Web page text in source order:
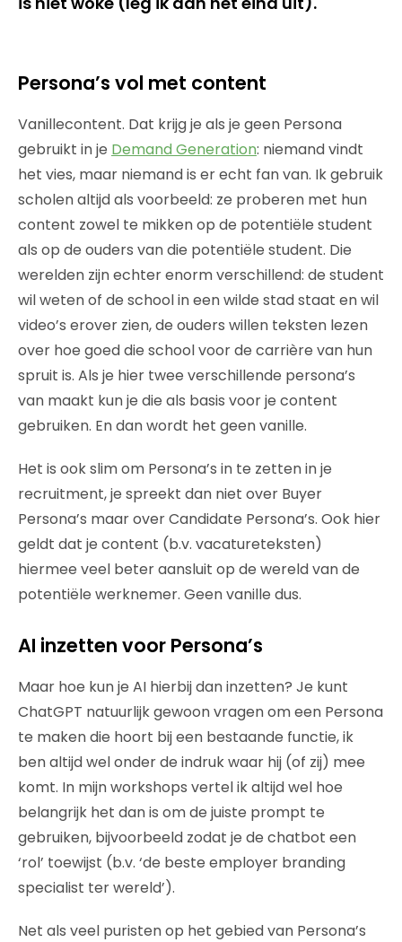
Persona’s vol met content
Vanillecontent. Dat krijg je als je geen Persona
gebruikt in je Demand Generation: niemand vindt
het vies, maar niemand is er echt fan van. Ik gebruik
scholen altijd als voorbeeld: ze proberen met hun
content zowel te mikken op de potentiële student
als op de ouders van die potentiële student. Die
werelden zijn echter enorm verschillend: de student
wil weten of de school in een wilde stad staat en wil
video’s erover zien, de ouders willen teksten lezen
over hoe goed die school voor de carrière van hun
spruit is. Als je hier twee verschillende persona’s
van maakt kun je die als basis voor je content
gebruiken. En dan wordt het geen vanille.
Het is ook slim om Persona’s in te zetten in je
recruitment, je spreekt dan niet over Buyer
Persona’s maar over Candidate Persona’s. Ook hier
geldt dat je content (b.v. vacatureteksten)
hiermee veel beter aansluit op de wereld van de
potentiële werknemer. Geen vanille dus.
AI inzetten voor Persona’s
Maar hoe kun je AI hierbij dan inzetten? Je kunt
ChatGPT natuurlijk gewoon vragen om een Persona
te maken die hoort bij een bestaande functie, ik
ben altijd wel onder de indruk waar hij (of zij) mee
komt. In mijn workshops vertel ik altijd wel hoe
belangrijk het dan is om de juiste prompt te
gebruiken, bijvoorbeeld zodat je de chatbot een
‘rol’ toewijst (b.v. ‘de beste employer branding
specialist ter wereld’).
Net als veel puristen op het gebied van Persona’s